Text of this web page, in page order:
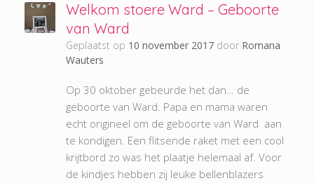
Welkom stoere Ward – Geboorte
van Ward
Geplaatst op 10 november 2017 door Romana
Wauters
Op 30 oktober gebeurde het dan… de
geboorte van Ward. Papa en mama waren
echt origineel om de geboorte van Ward aan
te kondigen. Een flitsende raket met een cool
krijtbord zo was het plaatje helemaal af. Voor
de kindjes hebben zij leuke bellenblazers